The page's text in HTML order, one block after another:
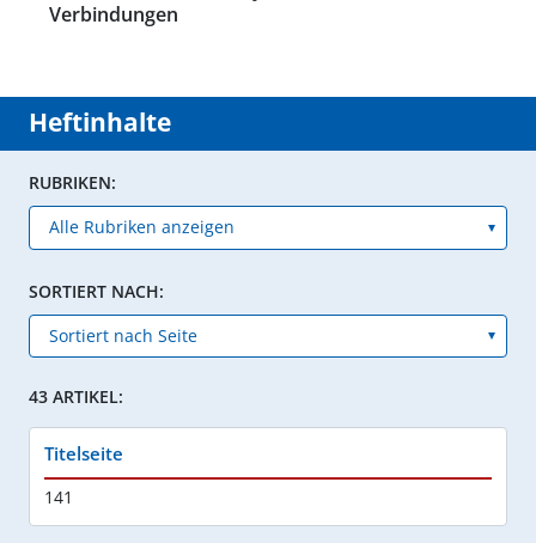
Verbindungen
Heftinhalte
RUBRIKEN:
SORTIERT NACH:
43 ARTIKEL:
Titelseite
141